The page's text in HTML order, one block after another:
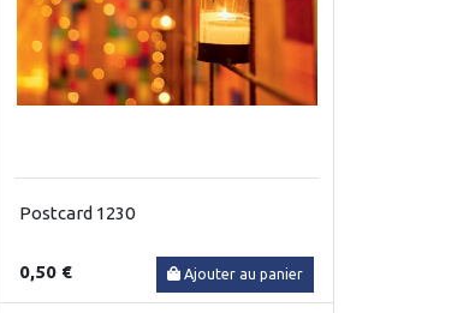
Postcard 1230
0,50 € Ajouter au panier